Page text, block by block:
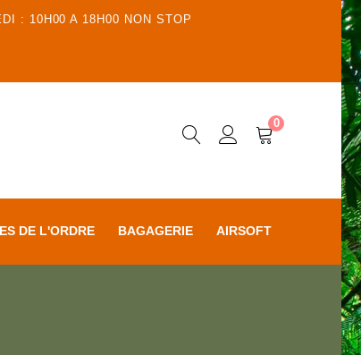
: 10H00 A 18H00 NON STOP
0
DE L'ORDRE BAGAGERIE AIRSOFT